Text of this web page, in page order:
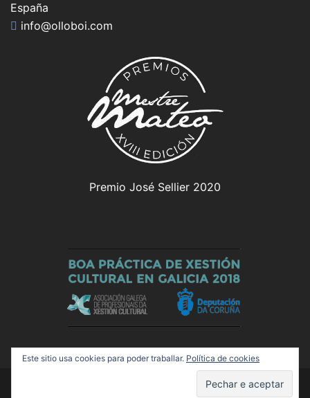
España
info@olloboi.com
Premio José Sellier 2020
© 2026 Olloboi. Funciona grazas aSydney
Este sitio usa cookies para poder traballar. Política de cookies